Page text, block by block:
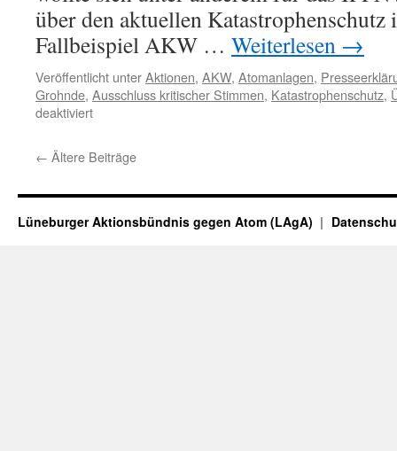
über den aktuellen Katastrophenschutz
Fallbeispiel AKW … Weiterlesen →
Veröffentlicht unterAktionen, AKW, Atomanlagen,
Grohnde, Ausschluss kritischer Stimmen, Katastrophenschutz,
deaktiviertfür
bei
rüde
abgewiesen
← Ältere Beiträge
Lüneburger Aktionsbündnis gegen Atom (LAgA)